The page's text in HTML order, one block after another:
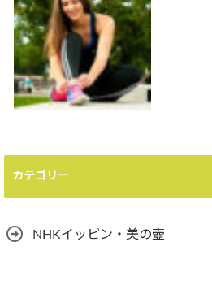
カテゴリー
NHKイッピン・美の壺